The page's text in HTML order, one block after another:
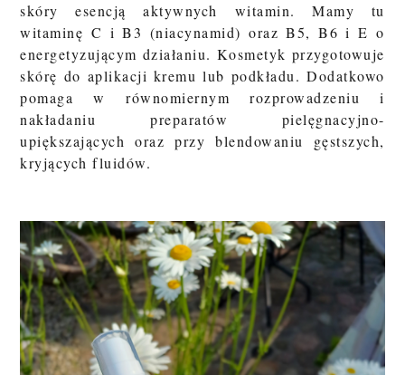
skóry esencją aktywnych witamin. Mamy tu
witaminę C i B3 (niacynamid) oraz B5, B6 i E o
energetyzującym działaniu. Kosmetyk przygotowuje
skórę do aplikacji kremu lub podkładu. Dodatkowo
pomaga w równomiernym rozprowadzeniu i
nakładaniu preparatów pielęgnacyjno-
upiększających oraz przy blendowaniu gęstszych,
kryjących fluidów.